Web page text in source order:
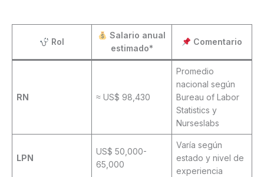
Rol
Salario anual
estimado*
Comentario
RN ≈ US$ 98,430
Promedio
nacional según
Bureau of Labor
Statistics y
Nurseslabs
LPN
US$ 50,000-
65,000
Varía según
estado y nivel de
experiencia